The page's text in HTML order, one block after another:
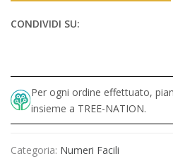
CONDIVIDI SU:
Per ogni ordine effettuato,
insieme a TREE-NATION.
Categoria: Numeri Facili